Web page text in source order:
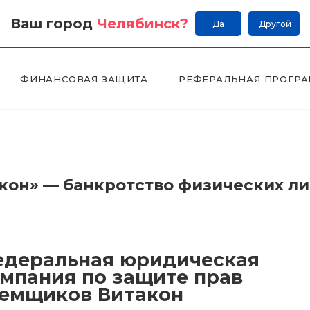
Ваш город Челябинск? Да Другой
ФИНАНСОВАЯ ЗАЩИТА РЕФЕРАЛЬНАЯ
— банкротство физических
юридическая
по защите прав
Витакон